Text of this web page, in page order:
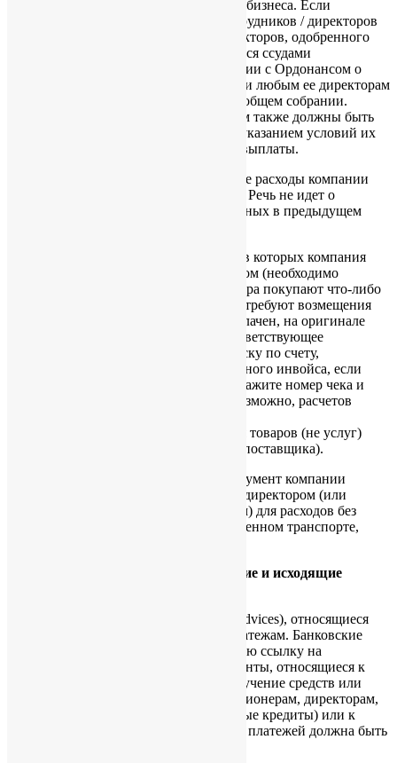
она несет в целях осуществляемого ею бизнеса. Если
компания делает платежи за своих сотрудников / директоров
(за исключением вознаграждения директоров, одобренного
акционерами), данные платежи являются ссудами
сотрудникам/директорам. В соответствии с Ордонансом о
компаниях, в отношении ссуд компании любым ее директорам
необходимо одобрение акционеров на общем собрании.
Данные ссуды сотрудникам/директорам также должны быть
подтверждены в письменной форме с указанием условий их
обеспечения, взимаемых процентов и выплаты.
3.2. Документы, подтверждающие иные расходы компании
(как оплаченные, так и неоплаченные). Речь не идет о
покупках товаров для продажи (указанных в предыдущем
Инвойсы на товары или услуги, в которых компания
указана покупателем или клиентом (необходимо
избегать практики, когда директора покупают что-либо
для компании от своего имени и требуют возмещения
расходов за это). Если инвойс оплачен, на оригинале
инвойса сделайте ссылку на соответствующее
банковское извещение или выписку по счету,
подтверждающее(ую) оплату данного инвойса, если
инвойс оплачен чеком – также укажите номер чека и
банк; избегайте, насколько это возможно, расчетов
Копия подтверждения получения товаров (не услуг)
компанией (оригинал остается у поставщика).
3.3. Внутренний подтверждающий документ компании
(internal payment voucher), одобренный директором (или
сотрудником, назначенным директором) для расходов без
инвойсов (например, проезд в общественном транспорте,
4. Банковские документы на входящие и исходящие
4.1. Все банковские извещения (Bank advices), относящиеся
как к входящим, так и к исходящим платежам. Банковские
извещения, должны иметь перекрестную ссылку на
соответствующие инвойсы или документы, относящиеся к
иным доходам или расходам. Если получение средств или
платеж со счета относятся к ссудам акционерам, директорам,
другим лицам (торговые или неторговые кредиты) или к
возврату данных ссуд, то природа этих платежей должна быть